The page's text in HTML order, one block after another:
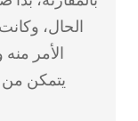
الحال،
الأمر
يتمكن من